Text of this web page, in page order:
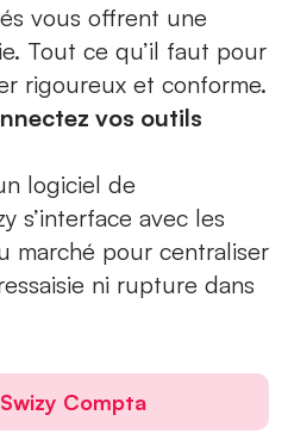
vous offrent une
Tout ce qu’il faut pour
rigoureux et conforme.
vos outils
logiciel de
s’interface avec les
marché pour centraliser
ni rupture dans
Compta